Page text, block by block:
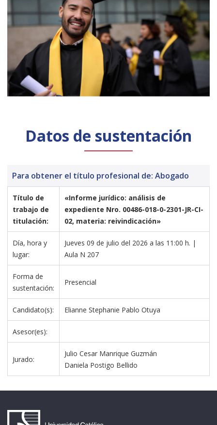
Datos de sustentación
Para obtener el título profesional de: Abogado
Título de
trabajo de
titulación:
«Informe jurídico: análisis de
expediente Nro. 00486-018-0-2301-JR-CI-
02, materia: reivindicación»
Día, hora y
lugar:
Jueves 09 de julio del 2026 a las 11:00 h. |
Aula N 207
Forma de
sustentación:
Presencial
Candidato(s): Elianne Stephanie Pablo Otuya
Asesor(es):
Jurado:
Julio Cesar Manrique Guzmán
Daniela Postigo Bellido